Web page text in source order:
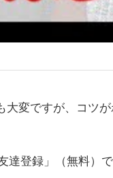
大変ですが、コツ
達登録」（無料）